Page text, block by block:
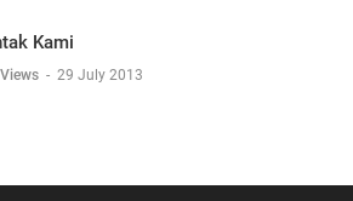
Kami
- 29 July 2013